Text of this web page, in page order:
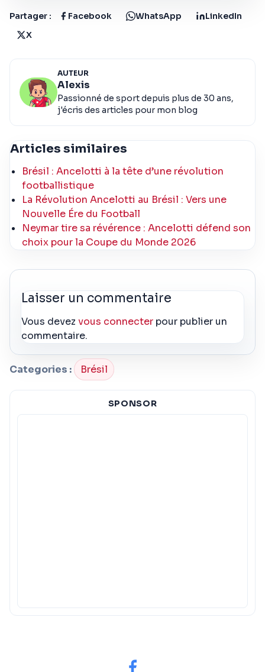
Partager : Facebook WhatsApp
LinkedIn
X
AUTEUR
Alexis
Passionné de sport depuis plus de 30 ans,
j'écris des articles pour mon blog
Articles similaires
Brésil : Ancelotti à la tête d’une révolution
footballistique
La Révolution Ancelotti au Brésil : Vers une
Nouvelle Ére du Football
Neymar tire sa révérence : Ancelotti défend son
choix pour la Coupe du Monde 2026
Laisser un commentaire
Vous devezvous connecter pour publier un
commentaire.
Categories : Brésil
SPONSOR